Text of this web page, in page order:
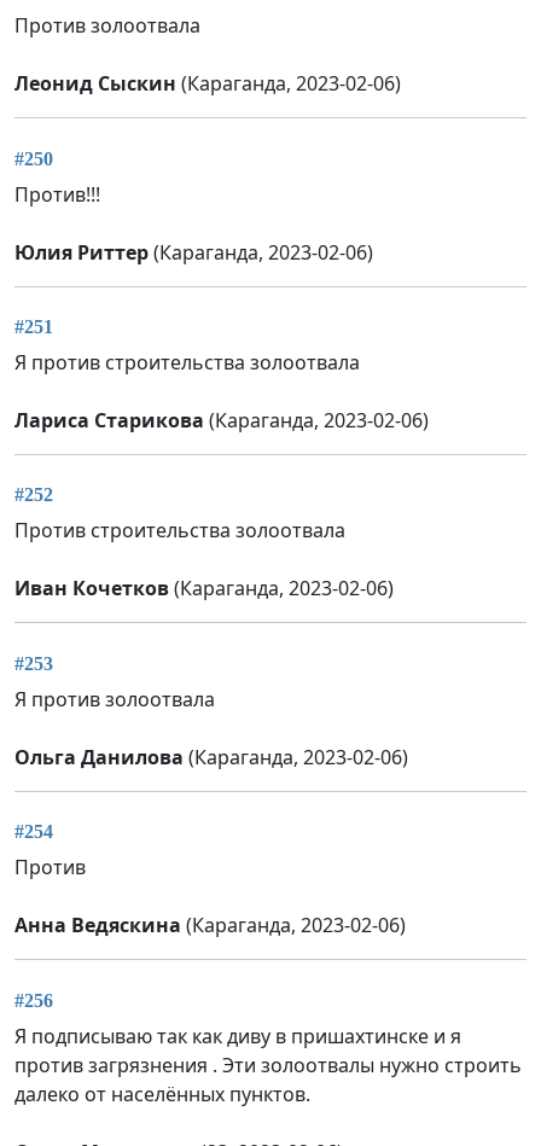
Против золоотвала
Леонид Сыскин (Караганда, 2023-02-06)
#250
Против!!!
Юлия Риттер(Караганда, 2023-02-06)
#251
Я против строительства золоотвала
Лариса Старикова (Караганда, 2023-02-06)
#252
Против строительства золоотвала
Иван Кочетков(Караганда, 2023-02-06)
#253
Я против золоотвала
Ольга Данилова (Караганда, 2023-02-06)
#254
Против
Анна Ведяскина (Караганда, 2023-02-06)
#256
Я подписываю так как диву в пришахтинске и я
против загрязнения . Эти золоотвалы нужно строить
далеко от населённых пунктов.